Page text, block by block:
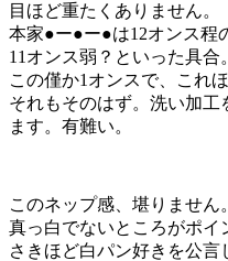
目ほど重たくありません。
本家●ー●ー●は12オンス程
11オンス弱？といった具合。
この僅か1オンスで、これ
それもそのはず。洗い加工
ます。有難い。
このネップ感、堪りません。
真っ白でないところがポイ
さきほど白パン好きを公